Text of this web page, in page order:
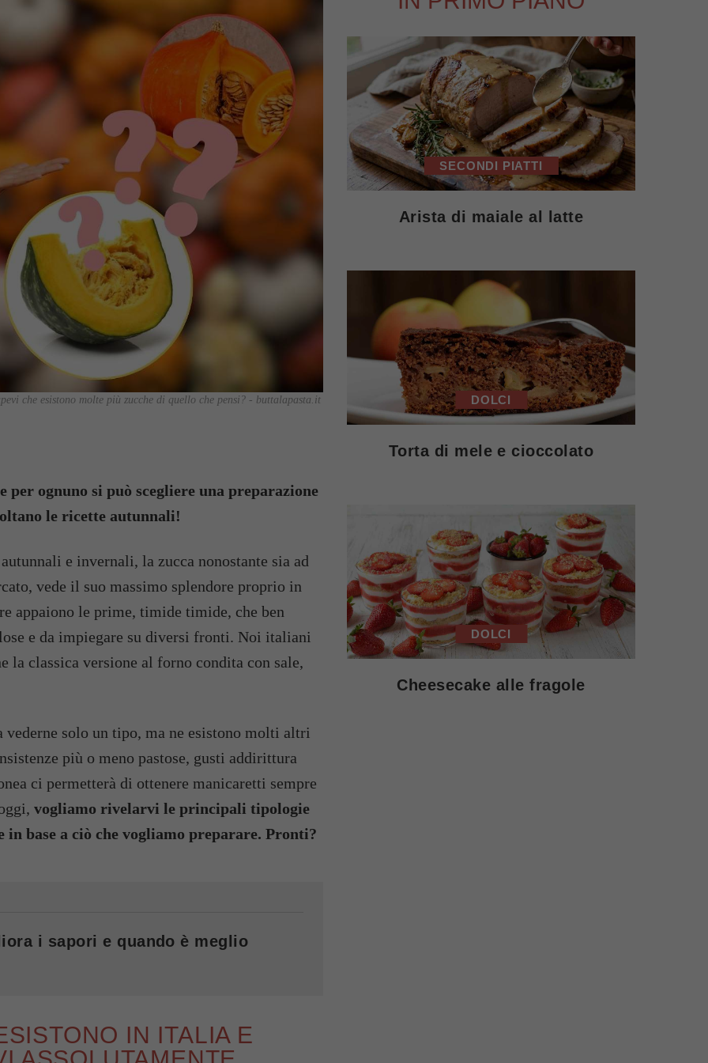
che esistono molte più zucche di quello che pensi? - buttalapasta.it
per ognuno si può scegliere una preparazione
le ricette autunnali!
e invernali, la zucca nonostante sia ad
vede il suo massimo splendore proprio in
appaiono le prime, timide timide, che ben
e da impiegare su diversi fronti. Noi italiani
la classica versione al forno condita con sale,
vederne solo un tipo, ma ne esistono molti altri
più o meno pastose, gusti addirittura
ci permetterà di ottenere manicaretti sempre
vogliamo rivelarvi le principali tipologie
base a ciò che vogliamo preparare. Pronti?
i sapori e quando è meglio
IN ITALIA E
SECONDI PIATTI
Arista di maiale al latte
DOLCI
Torta di mele e cioccolato
DOLCI
Cheesecake alle fragole